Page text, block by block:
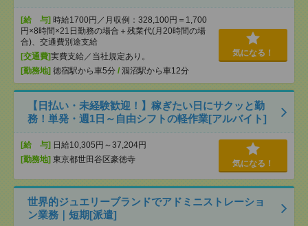
[給 与] 時給1700円／月収例：328,100円＝1,700
円×8時間×21日勤務の場合＋残業代(月20時間の場
合)、交通費別途支給
[交通費]実費支給／当社規定あり。
[勤務地] 徳宿駅から車5分 / 涸沼駅から車12分
気になる！
【日払い・未経験歓迎！】稼ぎたい日にサクッと勤
務！単発・週1日～自由シフトの軽作業[アルバイト]
[給 与] 日給10,305円～37,204円
[勤務地] 東京都世田谷区豪徳寺 気になる！
世界的ジュエリーブランドでアドミニストレーショ
ン業務｜短期[派遣]